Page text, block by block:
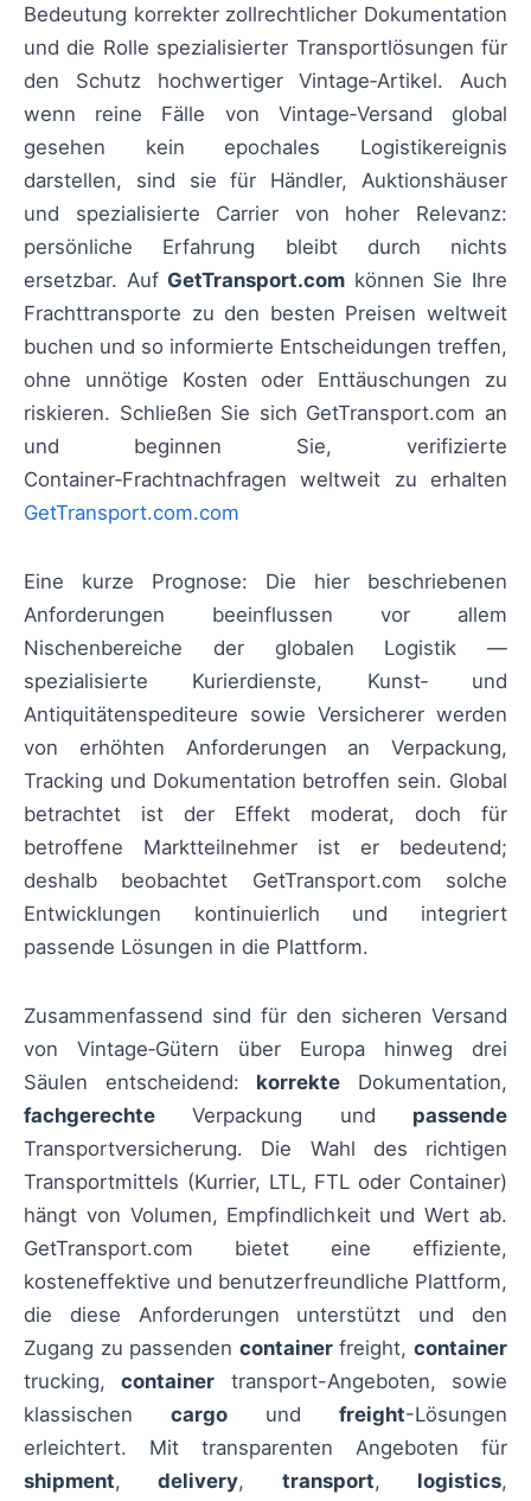
Bedeutung korrekter zollrechtlicher Dokumentation
und die Rolle spezialisierter Transportlösungen für
den Schutz hochwertiger Vintage‑Artikel. Auch
wenn reine Fälle von Vintage‑Versand global
gesehen kein epochales Logistikereignis
darstellen, sind sie für Händler, Auktionshäuser
und spezialisierte Carrier von hoher Relevanz:
persönliche Erfahrung bleibt durch nichts
ersetzbar. Auf GetTransport.com können Sie Ihre
Frachttransporte zu den besten Preisen weltweit
buchen und so informierte Entscheidungen treffen,
ohne unnötige Kosten oder Enttäuschungen zu
riskieren. Schließen Sie sich GetTransport.com an
und beginnen Sie, verifizierte
Container‑Frachtnachfragen weltweit zu erhalten
GetTransport.com.com
Eine kurze Prognose: Die hier beschriebenen
Anforderungen beeinflussen vor allem
Nischenbereiche der globalen Logistik —
spezialisierte Kurierdienste, Kunst‑ und
Antiquitätenspediteure sowie Versicherer werden
von erhöhten Anforderungen an Verpackung,
Tracking und Dokumentation betroffen sein. Global
betrachtet ist der Effekt moderat, doch für
betroffene Marktteilnehmer ist er bedeutend;
deshalb beobachtet GetTransport.com solche
Entwicklungen kontinuierlich und integriert
passende Lösungen in die Plattform.
Zusammenfassend sind für den sicheren Versand
von Vintage‑Gütern über Europa hinweg drei
Säulen entscheidend: korrekte Dokumentation,
fachgerechte Verpackung und passende
Transportversicherung. Die Wahl des richtigen
Transportmittels (Kurrier, LTL, FTL oder Container)
hängt von Volumen, Empfindlichkeit und Wert ab.
GetTransport.com bietet eine effiziente,
kosteneffektive und benutzerfreundliche Plattform,
die diese Anforderungen unterstützt und den
Zugang zu passenden containerfreight,container
trucking,container transport-Angeboten, sowie
klassischen cargo und freight-Lösungen
erleichtert. Mit transparenten Angeboten für
shipment,delivery, transport, logistics,